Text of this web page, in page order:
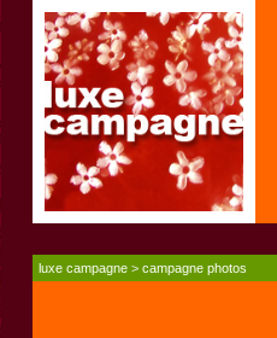
luxe campagne > campagne photos